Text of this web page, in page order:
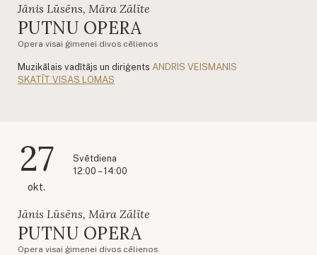
Jānis Lūsēns, Māra Zālīte
PUTNU OPERA
Opera visai ģimenei divos cēlienos
Muzikālais vadītājs un diriģents ANDRIS VEISMANIS
SKATĪT VISAS LOMAS
27
okt.
Svētdiena
12:00 – 14:00
Jānis Lūsēns, Māra Zālīte
PUTNU OPERA
Opera visai ģimenei divos cēlienos